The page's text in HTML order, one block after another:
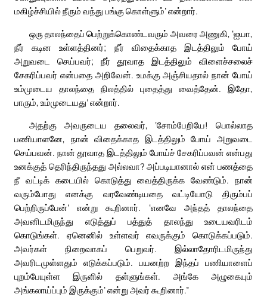
மகிழ்ச்சியில் நீரும் வந்து பங்கு கொள்ளும்’ என்றார்.
ஒரு தாலந்தைப் பெற்றுக்கொண்டவரும் அவரை அணுகி, ‘ஐயா,
நீர் கடின உள்ளத்தினர்; நீர் விதைக்காத இடத்திலும் போய்
அறுவடை செய்பவர்; நீர் தூவாத இடத்திலும் விளைச்சலைச்
சேகரிப்பவர் என்பதை அறிவேன். உமக்கு அஞ்சியதால் நான் போய்
உம்முடைய தாலந்தை நிலத்தில் புதைத்து வைத்தேன். இதோ,
பாரும், உம்முடையது’ என்றார்.
அதற்கு அவருடைய தலைவர், ‘சோம்பேறியே! பொல்லாத
பணியாளனே, நான் விதைக்காத இடத்திலும் போய் அறுவடை
செய்பவன். நான் தூவாத இடத்திலும் போய்ச் சேகரிப்பவன் என்பது
உனக்குத் தெரிந்திருந்தது அல்லவா? அப்படியானால் என் பணத்தை
நீ வட்டிக் கடையில் கொடுத்து வைத்திருக்க வேண்டும். நான்
வரும்போது எனக்கு வரவேண்டியதை வட்டியோடு திரும்பப்
பெற்றிருப்பேன்’ என்று கூறினார். ‘எனவே அந்தத் தாலந்தை
அவனிடமிருந்து எடுத்துப் பத்துத் தாலந்து உடையவரிடம்
கொடுங்கள். ஏனெனில் உள்ளவர் எவருக்கும் கொடுக்கப்படும்.
அவர்கள் நிறைவாகப் பெறுவர். இல்லாதோரிடமிருந்து
அவரிடமுள்ளதும் எடுக்கப்படும். பயனற்ற இந்தப் பணியாளைப்
புறம்பேயுள்ள இருளில் தள்ளுங்கள். அங்கே அழுகையும்
அங்கலாய்ப்பும் இருக்கும்’ என்று அவர் கூறினார்.”